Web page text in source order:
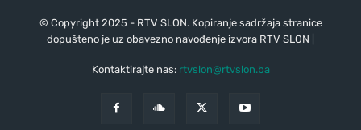
© Copyright 2025 - RTV SLON. Kopiranje sadržaja stranice
dopušteno je uz obavezno navođenje izvora RTV SLON |
Kontaktirajte nas: rtvslon@rtvslon.ba